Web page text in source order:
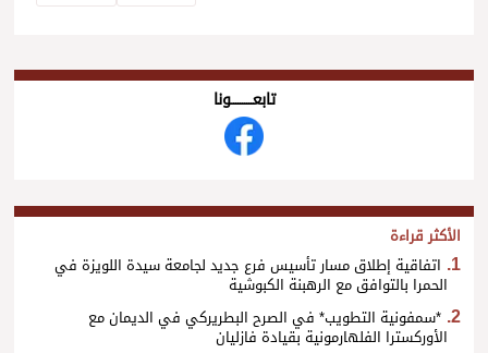
تابعــــــــــونا
الأكثر قراءة
اتفاقية إطلاق مسار تأسيس فرع جديد لجامعة سيدة اللويزة في
الحمرا بالتوافق مع الرهبنة الكبوشية
*سمفونية التطويب* في الصرح البطريركي في الديمان مع
الأوركسترا الفلهارمونية بقيادة فازليان